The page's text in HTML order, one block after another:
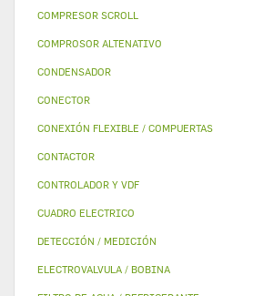
COMPRESOR SCROLL
COMPROSOR ALTENATIVO
CONDENSADOR
CONECTOR
CONEXIÓN FLEXIBLE / COMPUERTAS
CONTACTOR
CONTROLADOR Y VDF
CUADRO ELECTRICO
DETECCIÓN / MEDICIÓN
ELECTROVALVULA / BOBINA